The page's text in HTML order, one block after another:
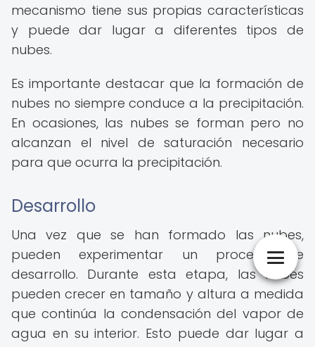
mecanismo tiene sus propias características
y puede dar lugar a diferentes tipos de
nubes.
Es importante destacar que la formación de
nubes no siempre conduce a la precipitación.
En ocasiones, las nubes se forman pero no
alcanzan el nivel de saturación necesario
para que ocurra la precipitación.
Desarrollo
Una vez que se han formado las nubes,
pueden experimentar un proceso de
desarrollo. Durante esta etapa, las nubes
pueden crecer en tamaño y altura a medida
que continúa la condensación del vapor de
agua en su interior. Esto puede dar lugar a